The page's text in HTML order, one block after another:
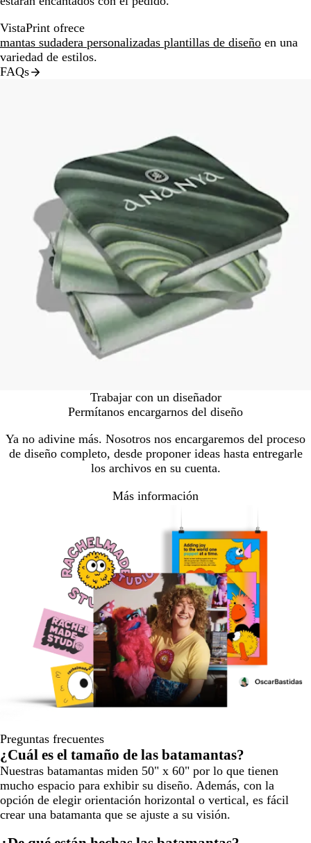
VistaPrint ofrece
mantas sudadera personalizadas plantillas de diseño en una
variedad de estilos.
FAQs
Trabajar con un diseñador
Permítanos encargarnos del diseño
Ya no adivine más. Nosotros nos encargaremos del proceso
de diseño completo, desde proponer ideas hasta entregarle
los archivos en su cuenta.
Más información
Preguntas frecuentes
¿Cuál es el tamaño de las batamantas?
Nuestras batamantas miden 50" x 60" por lo que tienen
mucho espacio para exhibir su diseño. Además, con la
opción de elegir orientación horizontal o vertical, es fácil
crear una batamanta que se ajuste a su visión.